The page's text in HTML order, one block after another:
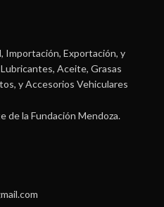
Importación, Exportación, y
Aceite, Grasas
y Accesorios Vehiculares
de la Fundación Mendoza.